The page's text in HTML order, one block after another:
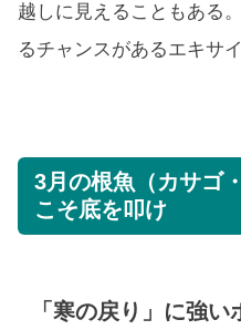
越しに見えることもある
るチャンスがあるエキサ
3月の根魚（カサゴ
こそ底を叩け
「寒の戻り」に強